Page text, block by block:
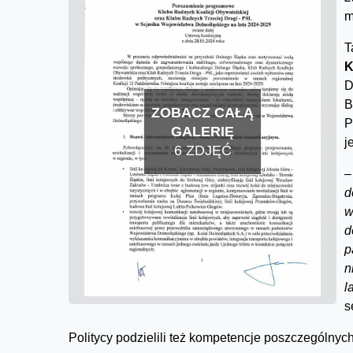
ZOBACZ CAŁĄ
GALERIĘ
6 ZDJĘĆ
Politycy podzielili też kompetencje